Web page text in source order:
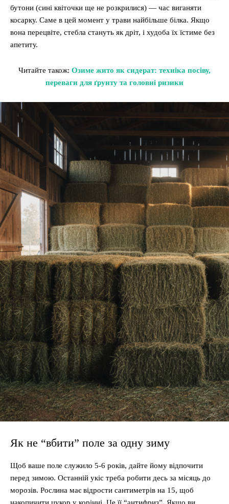
бутони (сині квіточки ще не розкрилися) — час виганяти
косарку. Саме в цей момент у трави найбільше білка. Якщо
вона перецвіте, стебла стануть як дріт, і худоба їх їстиме без
апетиту.
Читайте також: Озиме жито як сидерат: техніка посіву,
переваги для ґрунту та головні ризики
Як не “вбити” поле за одну зиму
Щоб ваше поле служило 5-6 років, дайте йому відпочити
перед зимою. Останній укіс треба робити десь за місяць до
морозів. Рослина має відрости сантиметрів на 15, щоб